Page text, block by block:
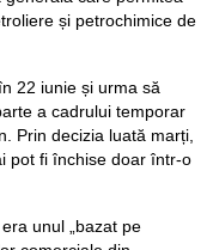
și petrochimice de
22 iunie și urma să
a cadrului temporar
Prin decizia luată marți,
pot fi închise doar într-o
unul „bazat pe